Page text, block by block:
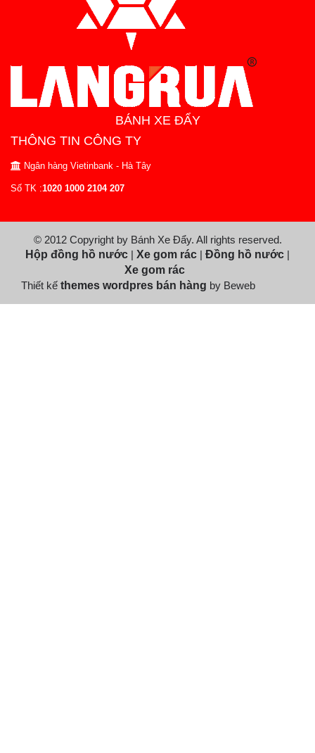
BÁNH XE ĐẨY
THÔNG TIN CÔNG TY
Ngân hàng Vietinbank - Hà Tây
Số TK :1020 1000 2104 207
© 2012 Copyright by Bánh Xe Đẩy. All rights reserved.
Hộp đồng hồ nước | Xe gom rác | Đồng hồ nước |
Xe gom rác
Thiết kế themes wordpres bán hàng by Beweb